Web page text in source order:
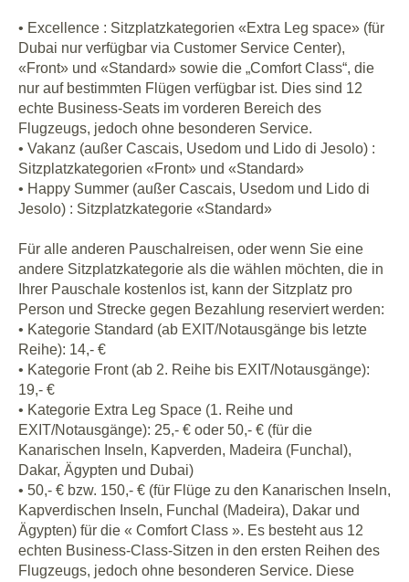
• Excellence : Sitzplatzkategorien «Extra Leg space» (für
Dubai nur verfügbar via Customer Service Center),
«Front» und «Standard» sowie die „Comfort Class“, die
nur auf bestimmten Flügen verfügbar ist. Dies sind 12
echte Business-Seats im vorderen Bereich des
Flugzeugs, jedoch ohne besonderen Service.
• Vakanz (außer Cascais, Usedom und Lido di Jesolo) :
Sitzplatzkategorien «Front» und «Standard»
• Happy Summer (außer Cascais, Usedom und Lido di
Jesolo) : Sitzplatzkategorie «Standard»
Für alle anderen Pauschalreisen, oder wenn Sie eine
andere Sitzplatzkategorie als die wählen möchten, die in
Ihrer Pauschale kostenlos ist, kann der Sitzplatz pro
Person und Strecke gegen Bezahlung reserviert werden:
• Kategorie Standard (ab EXIT/Notausgänge bis letzte
Reihe): 14,- €
• Kategorie Front (ab 2. Reihe bis EXIT/Notausgänge):
19,- €
• Kategorie Extra Leg Space (1. Reihe und
EXIT/Notausgänge): 25,- € oder 50,- € (für die
Kanarischen Inseln, Kapverden, Madeira (Funchal),
Dakar, Ägypten und Dubai)
• 50,- € bzw. 150,- € (für Flüge zu den Kanarischen Inseln,
Kapverdischen Inseln, Funchal (Madeira), Dakar und
Ägypten) für die « Comfort Class ». Es besteht aus 12
echten Business-Class-Sitzen in den ersten Reihen des
Flugzeugs, jedoch ohne besonderen Service. Diese